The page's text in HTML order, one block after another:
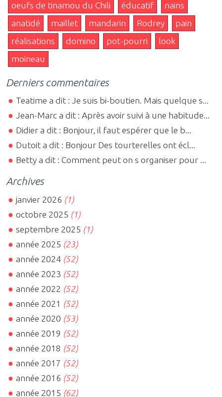
oeufs de tinamou du Chili
éducatif
nains
anatidé
maillet mandarin Rodrey
pain
réalisations
domino pot-pourri
look
moineau
Derniers commentaires
Teatime a dit : Je suis bi-boutien. Mais quelque s...
Jean-Marc a dit : Après avoir suivi à une habitude...
Didier a dit : Bonjour, il faut espérer que le b...
Dutoit a dit : Bonjour Des tourterelles ont écl...
Betty a dit : Comment peut on s organiser pour ...
Archives
janvier 2026 (1)
octobre 2025 (1)
septembre 2025 (1)
année 2025 (23)
année 2024 (52)
année 2023 (52)
année 2022 (52)
année 2021 (52)
année 2020 (53)
année 2019 (52)
année 2018 (52)
année 2017 (52)
année 2016 (52)
année 2015 (62)